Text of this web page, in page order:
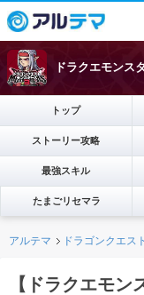
ドラクエモンス
トップ
ストーリー攻略
最強スキル
たまごリセマラ
アルテマ ドラゴンクエス
【ドラクエモ